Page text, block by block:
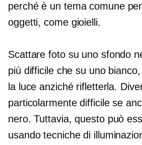
perché è un tema comune
oggetti, come gioielli.
Scattare foto su uno sfondo
più difficile che su uno
la luce anziché rifletterla.
particolarmente difficile se
nero. Tuttavia, questo può
usando tecniche di